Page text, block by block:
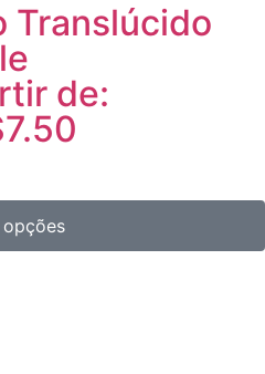
Translúcido
de:
opções